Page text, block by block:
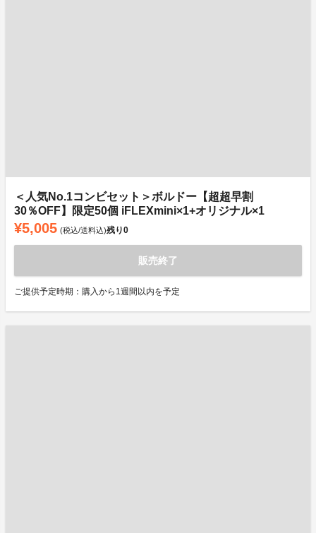
＜人気No.1コンビセット＞ボルドー【超超早割
30％OFF】限定50個 iFLEXmini×1+オリジナル×1
¥5,005 (税込/送料込)残り0
販売終了
ご提供予定時期：購入から1週間以内を予定